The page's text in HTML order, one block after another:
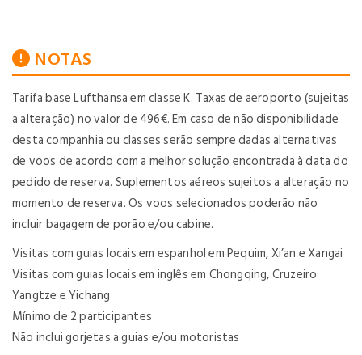
NOTAS
Tarifa base Lufthansa em classe K. Taxas de aeroporto (sujeitas
a alteração) no valor de 496€. Em caso de não disponibilidade
desta companhia ou classes serão sempre dadas alternativas
de voos de acordo com a melhor solução encontrada à data do
pedido de reserva. Suplementos aéreos sujeitos a alteração no
momento de reserva. Os voos selecionados poderão não
incluir bagagem de porão e/ou cabine.
Visitas com guias locais em espanhol em Pequim, Xi’an e Xangai
Visitas com guias locais em inglês em Chongqing, Cruzeiro
Yangtze e Yichang
Mínimo de 2 participantes
Não inclui gorjetas a guias e/ou motoristas